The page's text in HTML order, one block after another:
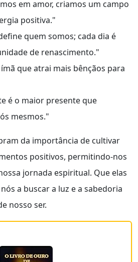
em amor, criamos um campo
positiva."
quem somos; cada dia é
de renascimento."
que atrai mais bênçãos para
é o maior presente que
mesmos."
da importância de cultivar
positivos, permitindo-nos
jornada espiritual. Que elas
a buscar a luz e a sabedoria
nosso ser.